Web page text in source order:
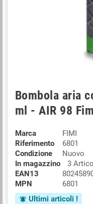
Bombola aria
ml - AIR 98
Marca
FIMI
Riferimento
6801
Condizione
Nuovo
In magazzino
3
EAN13
MPN
6801
notifications_active Ultimi articoli !